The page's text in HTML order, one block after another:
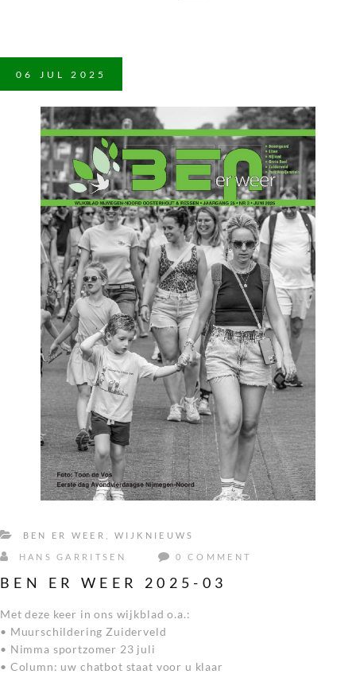
06 JUL 2025
BEN ER WEER WIJKNIEUWS
HANS GARRITSEN 0 COMMENT
BEN ER WEER 2025-03
Met deze keer in ons wijkblad o.a.:
• Muurschildering Zuiderveld
• Nimma sportzomer 23 juli
• Column: uw chatbot staat voor u klaar